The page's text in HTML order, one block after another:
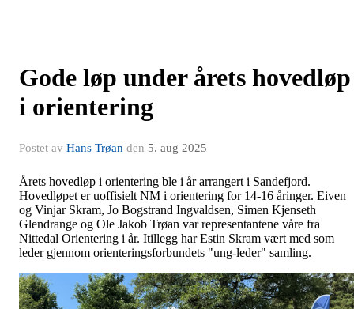
Gode løp under årets hovedløp
i orientering
Postet av Hans Trøan den 5. aug 2025
Årets hovedløp i orientering ble i år arrangert i Sandefjord.
Hovedløpet er uoffisielt NM i orientering for 14-16 åringer. Eiven
og Vinjar Skram, Jo Bogstrand Ingvaldsen, Simen Kjenseth
Glendrange og Ole Jakob Trøan var representantene våre fra
Nittedal Orientering i år. Itillegg har Estin Skram vært med som
leder gjennom orienteringsforbundets "ung-leder" samling.